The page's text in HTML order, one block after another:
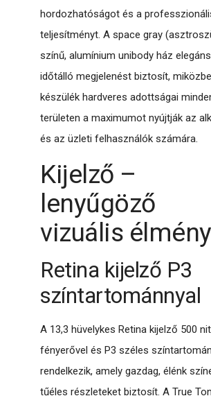
hordozhatóságot és a
teljesítményt. A space gray
színű, alumínium unibody ház
időtálló megjelenést biztosít,
készülék hardveres adottságai
területen a maximumot nyújtják az
és az üzleti felhasználók számára.
Kijelző –
lenyűgöző
vizuális élmény
Retina kijelző P3
színtartománnyal
A 13,3 hüvelykes Retina kijelző 500
fényerővel és P3 széles
rendelkezik, amely gazdag, élénk
tűéles részleteket biztosít. A True